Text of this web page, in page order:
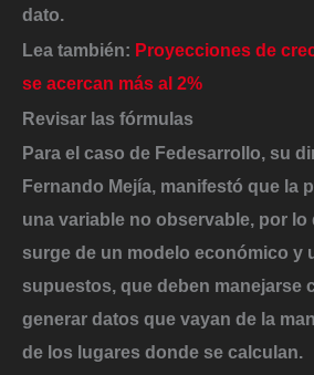
dato.
Lea también: Proyecciones de
se acercan más al 2%
Revisar las fórmulas
Para el caso de Fedesarrollo, su
Fernando Mejía, manifestó que la
una variable no observable, por lo
surge de un modelo económico y
supuestos, que deben manejarse
generar datos que vayan de la
de los lugares donde se calculan.